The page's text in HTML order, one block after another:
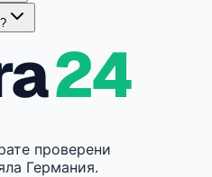
24
проверени
Германия.